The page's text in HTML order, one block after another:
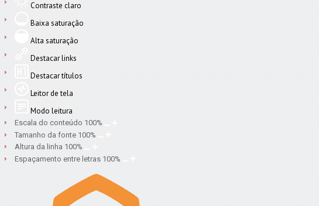
Contraste claro
Baixa saturação
Alta saturação
Destacar links
Destacar títulos
Leitor de tela
Modo leitura
Escala do conteúdo 100%
Tamanho da fonte 100%
Altura da linha 100%
Espaçamento entre letras 100%